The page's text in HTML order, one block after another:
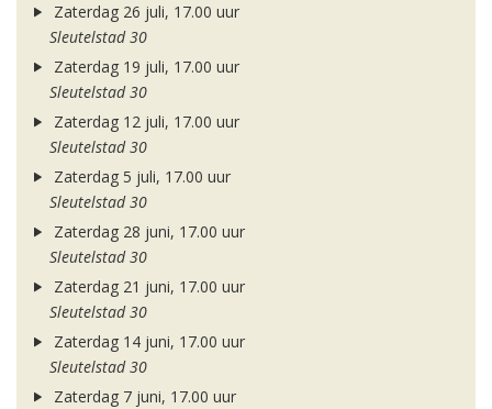
Zaterdag 26 juli, 17.00 uur
Sleutelstad 30
Zaterdag 19 juli, 17.00 uur
Sleutelstad 30
Zaterdag 12 juli, 17.00 uur
Sleutelstad 30
Zaterdag 5 juli, 17.00 uur
Sleutelstad 30
Zaterdag 28 juni, 17.00 uur
Sleutelstad 30
Zaterdag 21 juni, 17.00 uur
Sleutelstad 30
Zaterdag 14 juni, 17.00 uur
Sleutelstad 30
Zaterdag 7 juni, 17.00 uur